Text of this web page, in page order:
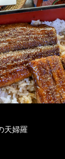
天婦羅